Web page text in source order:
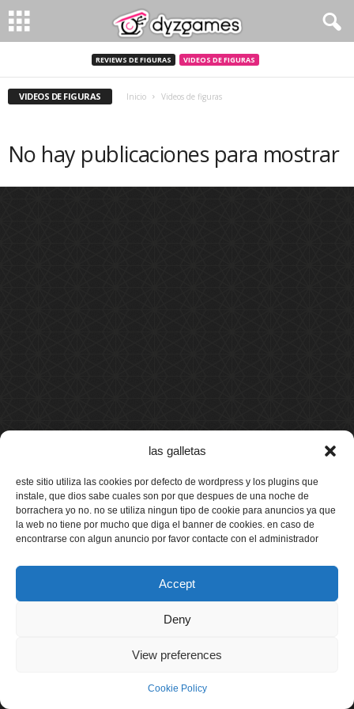
las galletas
este sitio utiliza las cookies por defecto de wordpress y los plugins que
instale, que dios sabe cuales son por que despues de una noche de
borrachera yo no. no se utiliza ningun tipo de cookie para anuncios ya que
la web no tiene por mucho que diga el banner de cookies. en caso de
encontrarse con algun anuncio por favor contacte con el administrador
Accept
Deny
View preferences
Cookie Policy
REVIEWS DE FIGURAS VIDEOS DE FIGURAS
VIDEOS DE FIGURAS Inicio Videos de figuras
No hay publicaciones para mostrar